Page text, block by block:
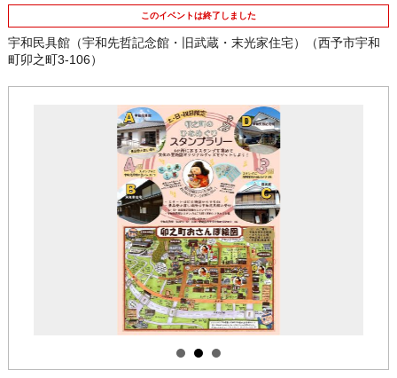
このイベントは終了しました
宇和民具館（宇和先哲記念館・旧武蔵・末光家住宅）（西予市宇和
町卯之町3-106）